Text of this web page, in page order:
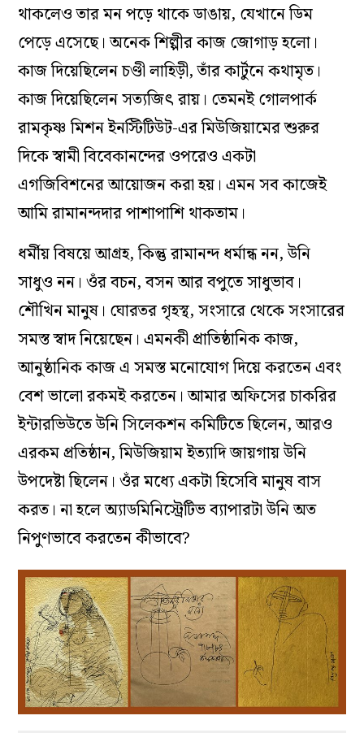
থাকলেও তার মন পড়ে থাকে ডাঙায়, যেখানে ডিম
পেড়ে এসেছে। অনেক শিল্পীর কাজ জোগাড় হলো।
কাজ দিয়েছিলেন চণ্ডী লাহিড়ী, তাঁর কার্টুনে কথামৃত।
কাজ দিয়েছিলেন সত্যজিৎ রায়। তেমনই গোলপার্ক
রামকৃষ্ণ মিশন ইনস্টিটিউট-এর মিউজিয়ামের শুরুর
দিকে স্বামী বিবেকানন্দের ওপরেও একটা
এগজিবিশনের আয়োজন করা হয়। এমন সব কাজেই
আমি রামানন্দদার পাশাপাশি থাকতাম।
ধর্মীয় বিষয়ে আগ্রহ, কিন্তু রামানন্দ ধর্মান্ধ নন, উনি
সাধুও নন। ওঁর বচন, বসন আর বপুতে সাধুভাব।
শৌখিন মানুষ। ঘোরতর গৃহস্থ, সংসারে থেকে সংসারের
সমস্ত স্বাদ নিয়েছেন। এমনকী প্রাতিষ্ঠানিক কাজ,
আনুষ্ঠানিক কাজ এ সমস্ত মনোযোগ দিয়ে করতেন এবং
বেশ ভালো রকমই করতেন। আমার অফিসের চাকরির
ইন্টারভিউতে উনি সিলেকশন কমিটিতে ছিলেন, আরও
এরকম প্রতিষ্ঠান, মিউজিয়াম ইত্যাদি জায়গায় উনি
উপদেষ্টা ছিলেন। ওঁর মধ্যে একটা হিসেবি মানুষ বাস
করত। না হলে অ্যাডমিনিস্ট্রেটিভ ব্যাপারটা উনি অত
নিপুণভাবে করতেন কীভাবে?